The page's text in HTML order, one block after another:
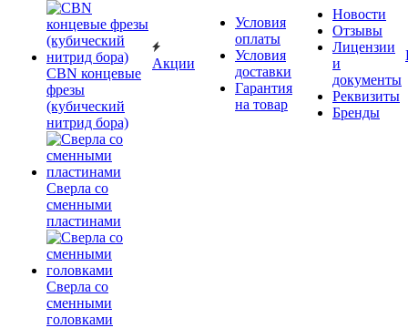
CBN концевые
фрезы
(кубический
нитрид бора)
Сверла со
сменными
пластинами
Сверла со
сменными
головками
Акции
Условия
оплаты
Условия
доставки
Гарантия
на товар
Новости
Отзывы
Лицензии
и
документы
Реквизиты
Бренды